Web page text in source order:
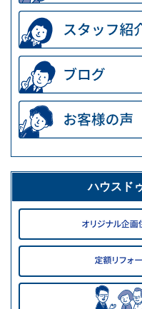
ハウスド